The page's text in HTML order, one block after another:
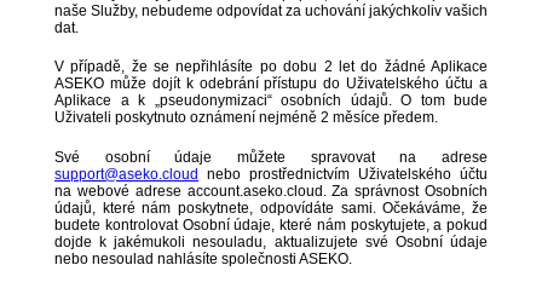
naše Služby, nebudeme odpovídat za uchování jakýchkoliv vašich
dat.
V případě, že se nepřihlásíte po dobu 2 let do žádné Aplikace
ASEKO může dojít k odebrání přístupu do Uživatelského účtu a
Aplikace a k „pseudonymizaci“ osobních údajů. O tom bude
Uživateli poskytnuto oznámení nejméně 2 měsíce předem.
Své osobní údaje můžete spravovat na adrese
support@aseko.cloud
nebo prostřednictvím Uživatelského účtu
na webové adrese account.aseko.cloud. Za správnost Osobních
údajů, které nám poskytnete, odpovídáte sami. Očekáváme, že
budete kontrolovat Osobní údaje, které nám poskytujete, a pokud
dojde k jakémukoli nesouladu, aktualizujete své Osobní údaje
nebo nesoulad nahlásíte společnosti ASEKO.